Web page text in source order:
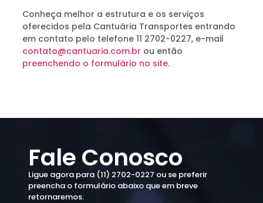
Conheça melhor a estrutura e os serviços
oferecidos pela Cantuária Transportes entrando
em contato pelo telefone 11 2702-0227, e-mail
contato@cantuaria.com.br ou então
preenchendo o formulário no site.
Fale Conosco
Ligue agora para (11) 2702-0227 ou se preferir
preencha o formulário abaixo que em breve
retornaremos.